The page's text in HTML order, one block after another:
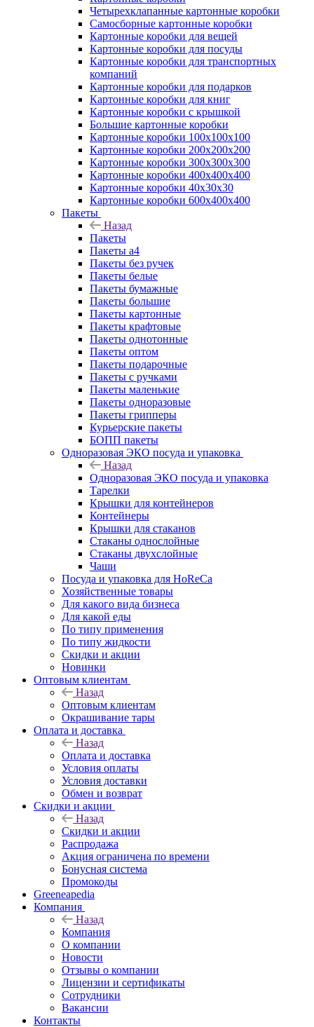
Четырехклапанные картонные коробки
Самосборные картонные коробки
Картонные коробки для вещей
Картонные коробки для посуды
Картонные коробки для транспортных
компаний
Картонные коробки для подарков
Картонные коробки для книг
Картонные коробки с крышкой
Большие картонные коробки
Картонные коробки 100x100x100
Картонные коробки 200x200x200
Картонные коробки 300x300x300
Картонные коробки 400x400x400
Картонные коробки 40x30x30
Картонные коробки 600x400x400
Пакеты
Назад
Пакеты
Пакеты а4
Пакеты без ручек
Пакеты белые
Пакеты бумажные
Пакеты большие
Пакеты картонные
Пакеты крафтовые
Пакеты однотонные
Пакеты оптом
Пакеты подарочные
Пакеты с ручками
Пакеты маленькие
Пакеты одноразовые
Пакеты грипперы
Курьерские пакеты
БОПП пакеты
Одноразовая ЭКО посуда и упаковка
Назад
Одноразовая ЭКО посуда и упаковка
Тарелки
Крышки для контейнеров
Контейнеры
Крышки для стаканов
Стаканы однослойные
Стаканы двухслойные
Чаши
Посуда и упаковка для HoReCa
Хозяйственные товары
Для какого вида бизнеса
Для какой еды
По типу применения
По типу жидкости
Скидки и акции
Новинки
Оптовым клиентам
Назад
Оптовым клиентам
Окрашивание тары
Оплата и доставка
Назад
Оплата и доставка
Условия оплаты
Условия доставки
Обмен и возврат
Скидки и акции
Назад
Скидки и акции
Распродажа
Акция ограничена по времени
Бонусная система
Промокоды
Greeneapedia
Компания
Назад
Компания
О компании
Новости
Отзывы о компании
Лицензии и сертификаты
Сотрудники
Вакансии
Контакты